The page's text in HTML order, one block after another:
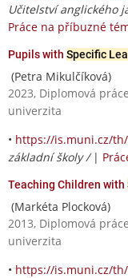
Učitelství anglického
Práce na příbuzné
Pupils with Specific
(Petra Mikulčíková)
2023, Diplomová
univerzita
• https://is.muni.cz/
základní školy / |
Teaching Children with
(Markéta Plocková)
2013, Diplomová
univerzita
• https://is.muni.cz/